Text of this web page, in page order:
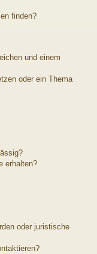
finden?
und einem
oder ein Thema
erhalten?
oder juristische